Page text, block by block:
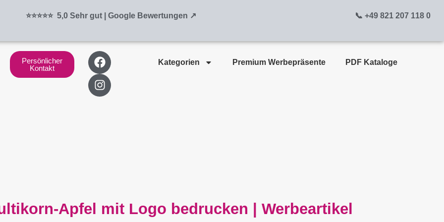
⭐⭐⭐⭐⭐ 5,0 Sehr gut | Google Bewertungen ↗ 📞 +49 821 207 118 0
Persönlicher
Kontakt
F
a
c
e
b
I
n
s
t
a
Kategorien Premium Werbepräsente PDF Kataloge
Apfel mit Logo bedrucken | Werbeartikel